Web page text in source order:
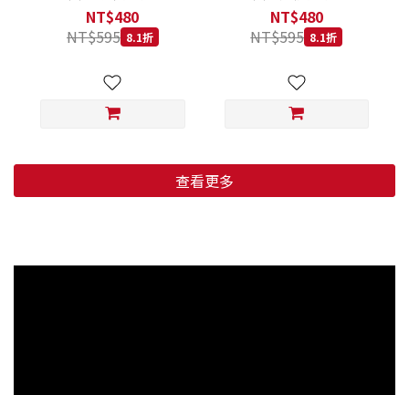
低穀鱈魚甜橙 小顆粒 800G
NT$480
NT$595 8.1折
羊肉藍莓 小顆粒 800G
NT$480
NT$595 8.1折
查看更多